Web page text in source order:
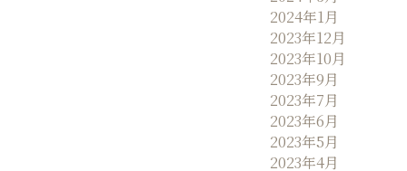
2024年1月
2023年12月
2023年10月
2023年9月
2023年7月
2023年6月
2023年5月
2023年4月